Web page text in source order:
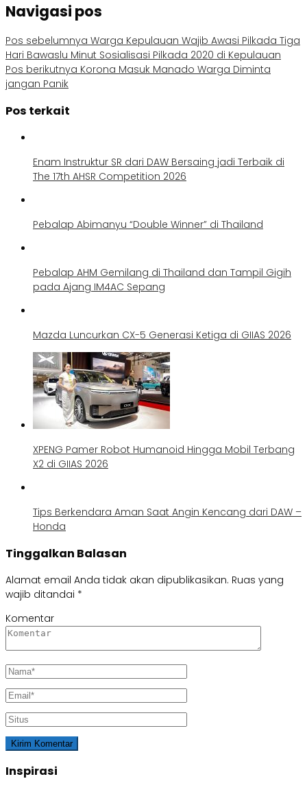
Navigasi pos
Pos sebelumnya Warga Kepulauan Wajib Awasi Pilkada Tiga
Hari Bawaslu Minut Sosialisasi Pilkada 2020 di Kepulauan
Pos berikutnya Korona Masuk Manado Warga Diminta
jangan Panik
Pos terkait
Enam Instruktur SR dari DAW Bersaing jadi Terbaik di
The 17th AHSR Competition 2026
Pebalap Abimanyu “Double Winner” di Thailand
Pebalap AHM Gemilang di Thailand dan Tampil Gigih
pada Ajang IM4AC Sepang
Mazda Luncurkan CX-5 Generasi Ketiga di GIIAS 2026
XPENG Pamer Robot Humanoid Hingga Mobil Terbang
X2 di GIIAS 2026
Tips Berkendara Aman Saat Angin Kencang dari DAW –
Honda
Tinggalkan Balasan
Alamat email Anda tidak akan dipublikasikan. Ruas yang
wajib ditandai *
Komentar
Inspirasi